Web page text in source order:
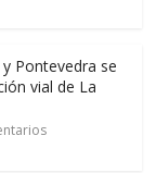
y Pontevedra se
vial de La